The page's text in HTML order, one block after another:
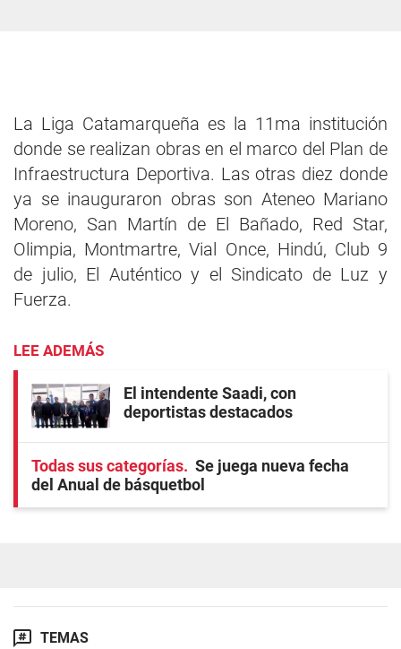
La Liga Catamarqueña es la 11ma institución
donde se realizan obras en el marco del Plan de
Infraestructura Deportiva. Las otras diez donde
ya se inauguraron obras son Ateneo Mariano
Moreno, San Martín de El Bañado, Red Star,
Olimpia, Montmartre, Vial Once, Hindú, Club 9
de julio, El Auténtico y el Sindicato de Luz y
Fuerza.
LEE ADEMÁS
El intendente Saadi, con
deportistas destacados
Todas sus categorías
Se juega nueva fecha
del Anual de básquetbol
TEMAS